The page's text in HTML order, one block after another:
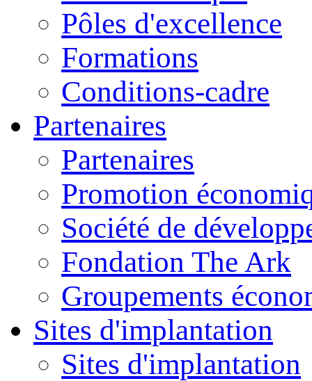
Pôles d'excellence
Formations
Conditions-cadre
Partenaires
Partenaires
Promotion
Société de
Fondation The Ark
Groupements
Sites d'implantation
Sites d'implantation